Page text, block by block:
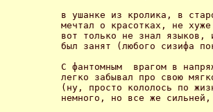
в ушанке из кролика, в
мечтал о красотках, не хуже
вот только не знал языков,
был занят (любого сизифа
С фантомным  врагом в
легко забывал про свою
(ну, просто кололось по
немного, но все же